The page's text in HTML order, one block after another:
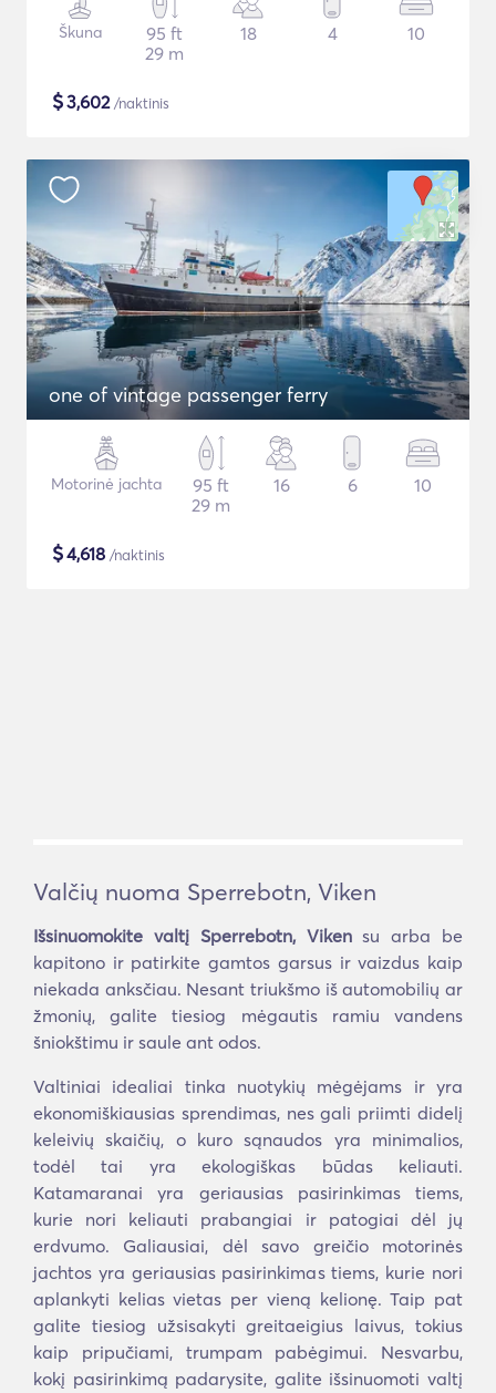
Škuna
95 ft
29 m
18 4 10
$3,602/naktinis
one of vintage passenger ferry
Motorinė jachta
95 ft
29 m
16 6 10
$4,618 /naktinis
Valčių nuoma Sperrebotn, Viken
Išsinuomokite valtį Sperrebotn, Vikensu arba be
kapitono ir patirkite gamtos garsus ir vaizdus kaip
niekada anksčiau. Nesant triukšmo iš automobilių ar
žmonių, galite tiesiog mėgautis ramiu vandens
šniokštimu ir saule ant odos.
Valtiniai idealiai tinka nuotykių mėgėjams ir yra
ekonomiškiausias sprendimas, nes gali priimti didelį
keleivių skaičių, o kuro sąnaudos yra minimalios,
todėl tai yra ekologiškas būdas keliauti.
Katamaranai yra geriausias pasirinkimas tiems,
kurie nori keliauti prabangiai ir patogiai dėl jų
erdvumo. Galiausiai, dėl savo greičio motorinės
jachtos yra geriausias pasirinkimas tiems, kurie nori
aplankyti kelias vietas per vieną kelionę. Taip pat
galite tiesiog užsisakyti greitaeigius laivus, tokius
kaip pripučiami, trumpam pabėgimui. Nesvarbu,
kokį pasirinkimą padarysite, galite išsinuomoti valtį